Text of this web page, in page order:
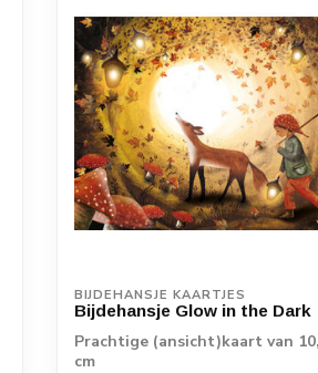
BIJDEHANSJE KAARTJES
Bijdehansje Glow in the Dark
Prachtige (ansicht)kaart van
cm